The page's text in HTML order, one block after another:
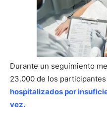
Durante un seguimiento
23.000 de los
hospitalizados por
vez.